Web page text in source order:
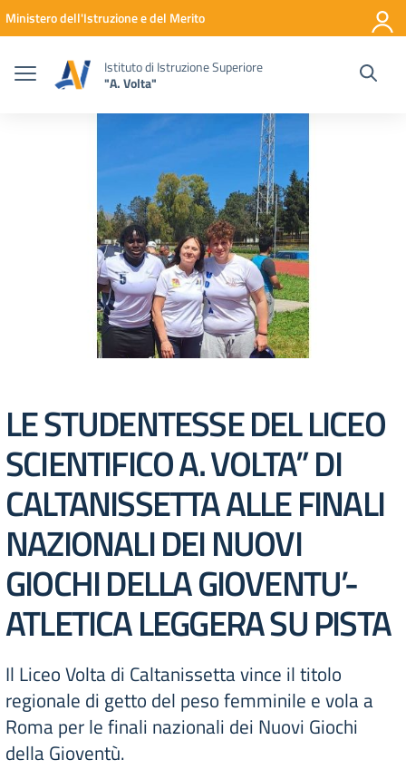
Vai ai contenuti
Vai al menu di navigazione
Vai al footer
Ministero dell'Istruzione e del Merito
Istituto di Istruzione Superiore
"A. Volta"
LE STUDENTESSE DEL LICEO
SCIENTIFICO A. VOLTA” DI
CALTANISSETTA ALLE FINALI
NAZIONALI DEI NUOVI
GIOCHI DELLA GIOVENTU’-
ATLETICA LEGGERA SU PISTA
Il Liceo Volta di Caltanissetta vince il titolo
regionale di getto del peso femminile e vola a
Roma per le finali nazionali dei Nuovi Giochi
della Gioventù.